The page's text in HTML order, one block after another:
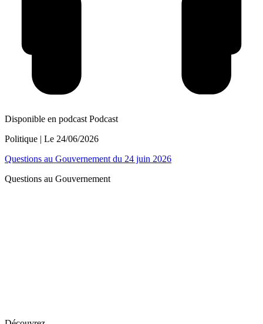
Disponible en podcast Podcast
Politique | Le 24/06/2026
Questions au Gouvernement du 24 juin 2026
Questions au Gouvernement